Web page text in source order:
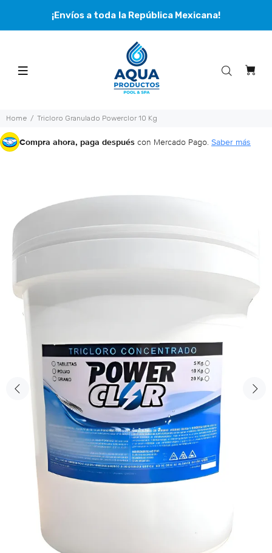
¡Envíos a toda la República Mexicana!
Home Tricloro Granulado Powerclor 10 Kg
Compra ahora, paga después con Mercado Pago. Saber más